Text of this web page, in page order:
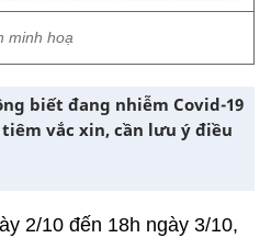
minh hoạ
biết đang nhiễm Covid-19
tiêm vắc xin, cần lưu ý điều
2/10 đến 18h ngày 3/10,